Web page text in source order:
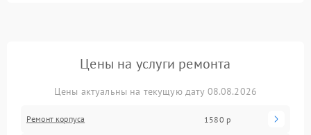
Цены на услуги ремонта
Цены актуальны на текущую дату 08.08.2026
Ремонт корпуса 1580 р